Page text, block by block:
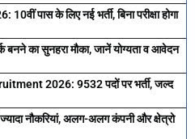
पास के लिए नई भर्ती, बिना परीक्षा होगा
का सुनहरा मौका, जानें योग्यता व आवेदन
2026: 9532 पदों पर भर्ती, जल्द
नौकरियां, अलग-अलग कंपनी और क्षेत्रो